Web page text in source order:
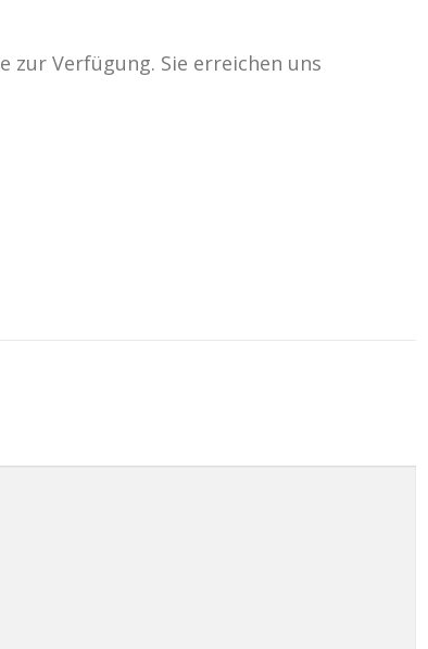
zur Verfügung. Sie erreichen uns